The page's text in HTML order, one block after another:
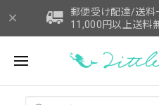
郵便受け配達/送料
11,000円以上送料